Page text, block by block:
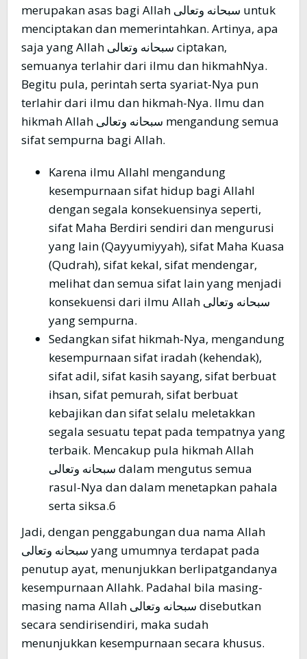
merupakan asas bagi Allah سبحانه وتعالى untuk
menciptakan dan memerintahkan. Artinya, apa
saja yang Allah سبحانه وتعالى ciptakan,
semuanya terlahir dari ilmu dan hikmahNya.
Begitu pula, perintah serta syariat-Nya pun
terlahir dari ilmu dan hikmah-Nya. Ilmu dan
hikmah Allah سبحانه وتعالى mengandung semua
sifat sempurna bagi Allah.
Karena ilmu Allahl mengandung
kesempurnaan sifat hidup bagi Allahl
dengan segala konsekuensinya seperti,
sifat Maha Berdiri sendiri dan mengurusi
yang lain (Qayyumiyyah), sifat Maha Kuasa
(Qudrah), sifat kekal, sifat mendengar,
melihat dan semua sifat lain yang menjadi
konsekuensi dari ilmu Allah سبحانه وتعالى
yang sempurna.
Sedangkan sifat hikmah-Nya, mengandung
kesempurnaan sifat iradah (kehendak),
sifat adil, sifat kasih sayang, sifat berbuat
ihsan, sifat pemurah, sifat berbuat
kebajikan dan sifat selalu meletakkan
segala sesuatu tepat pada tempatnya yang
terbaik. Mencakup pula hikmah Allah
سبحانه وتعالى dalam mengutus semua
rasul-Nya dan dalam menetapkan pahala
serta siksa.6
Jadi, dengan penggabungan dua nama Allah
سبحانه وتعالى yang umumnya terdapat pada
penutup ayat, menunjukkan berlipatgandanya
kesempurnaan Allahk. Padahal bila masing-
masing nama Allah سبحانه وتعالى disebutkan
secara sendirisendiri, maka sudah
menunjukkan kesempurnaan secara khusus.